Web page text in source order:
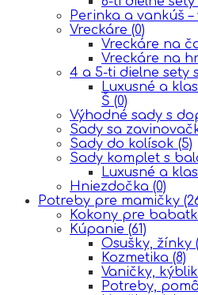
Perinka a vankúš –
Vreckáre (0)
Vreckáre na
Vreckáre na
4 a 5-ti dielne sety
Luxusné a
Š (0)
Výhodné sady s
Sady sa
Sady do kolísok (5)
Sady komplet s
Luxusné a
Hniezdočka (0)
Potreby pre mamičky
Kokony pre
Kúpanie (61)
Osušky, žínky
Kozmetika (8)
Vaničky,
Potreby,